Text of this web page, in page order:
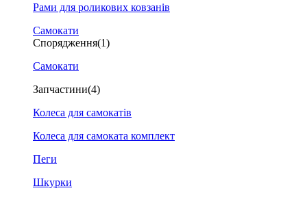
Рами для роликових ковзанів
Самокати
Спорядження(1)
Самокати
Запчастини(4)
Колеса для самокатів
Колеса для самоката комплект
Пеги
Шкурки